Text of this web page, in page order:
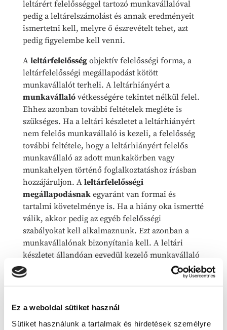
Ez a weboldal sütiket használ
Sütiket használunk a tartalmak és hirdetések személyre
leltárért felelősséggel tartozó munkavállalóval
pedig a leltárelszámolást és annak eredményeit
ismertetni kell, melyre ő észrevételt tehet, azt
pedig figyelembe kell venni.
A leltárfelelősségobjektív felelősségi forma, a
leltárfelelősségi megállapodást kötött
munkavállalót terheli. A leltárhiányért a
munkavállalóvétkességére tekintet nélkül felel.
Ehhez azonban további feltételek megléte is
szükséges. Ha a leltári készletet a leltárhiányért
nem felelős munkavállaló is kezeli, a felelősség
további feltétele, hogy a leltárhiányért felelős
munkavállaló az adott munkakörben vagy
munkahelyen történő foglalkoztatáshoz írásban
hozzájáruljon. A leltárfelelősségi
megállapodásnakegyaránt van formai és
tartalmi követelménye is. Ha a hiány oka ismertté
válik, akkor pedig az egyéb felelősségi
szabályokat kell alkalmaznunk. Ezt azonban a
munkavállalónak bizonyítania kell. A leltári
készletet állandóan egyedül kezelő munkavállaló
a
teljes összegéért felelősséggel
tartozik, de a megállapodás ettől eltérően is
leltárhiányért nem felelős munkavállaló kezeli,
átlagkeresetének mértékéig felel. A felelősség és